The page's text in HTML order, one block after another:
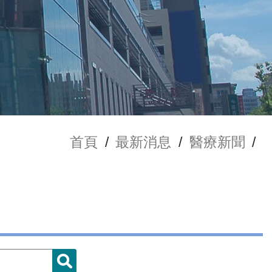
首頁 / 最新消息 / 醫療新聞 /